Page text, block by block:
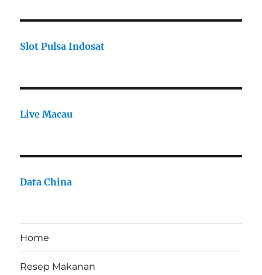
Slot Pulsa Indosat
Live Macau
Data China
Home
Resep Makanan